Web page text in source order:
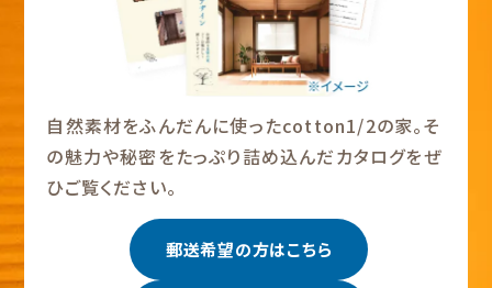
自然素材をふんだんに使ったcotton1/2の家。そ
の魅力や秘密をたっぷり詰め込んだカタログをぜ
ひご覧ください。
郵送希望の方はこちら